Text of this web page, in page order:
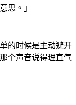
思。」
的时候是主动避开
个声音说得理直气